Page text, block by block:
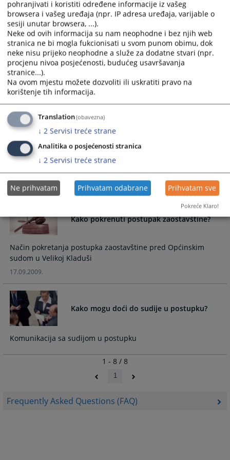
Frequently Asked Questions (FAQ)
Način sastavljanja testamenta (oporuke)
Kako pohraniti testament?
Način pohrane testamenta (suske oporuke) kod suda
Kako podnijeti zahtjev za pristup
Način podnošenja zahtjeva za pristup informacijama
Općinskom sudu u Velikoj Kladuši
17.09.2009.
Kako pokrenuti postupak zaostavštine?
Način pokretanja postupka zaostavštine pred Općinskim
sudom u Velikoj Kladuši
17.09.2009.
Kako mogu doći do sudije u postupku?
Komunikacija sa sudijom u postupku
1 - 8 / 8
1
pohranjivati i koristiti određene informacije iz vašeg
browsera i vašeg uređaja (npr. IP adresa uređaja, varijable o
sesiji unutar browsera, ...).
Neke od ovih informacija su nam neophodne i bez njih web
stranica ne bi mogla fukcionisati u svom punom obimu, dok
neke nisu prijeko neophodne a služe za dodatne stvari (npr.
procjenu nivoa posjećenosti, budućeg usavršavanja
stranice...).
Na ovom mjestu možete dozvoliti ili uskratiti pravo na
korištenje tih informacija.
Translation(obavezna)
↓ 2 Servisi treće strane
Analitika o posjećenosti stranica
↓ 2 Servisi treće strane
Ne prihvatam Prihvatam odabrane Prihvatam sve
Pokreće Klaro!